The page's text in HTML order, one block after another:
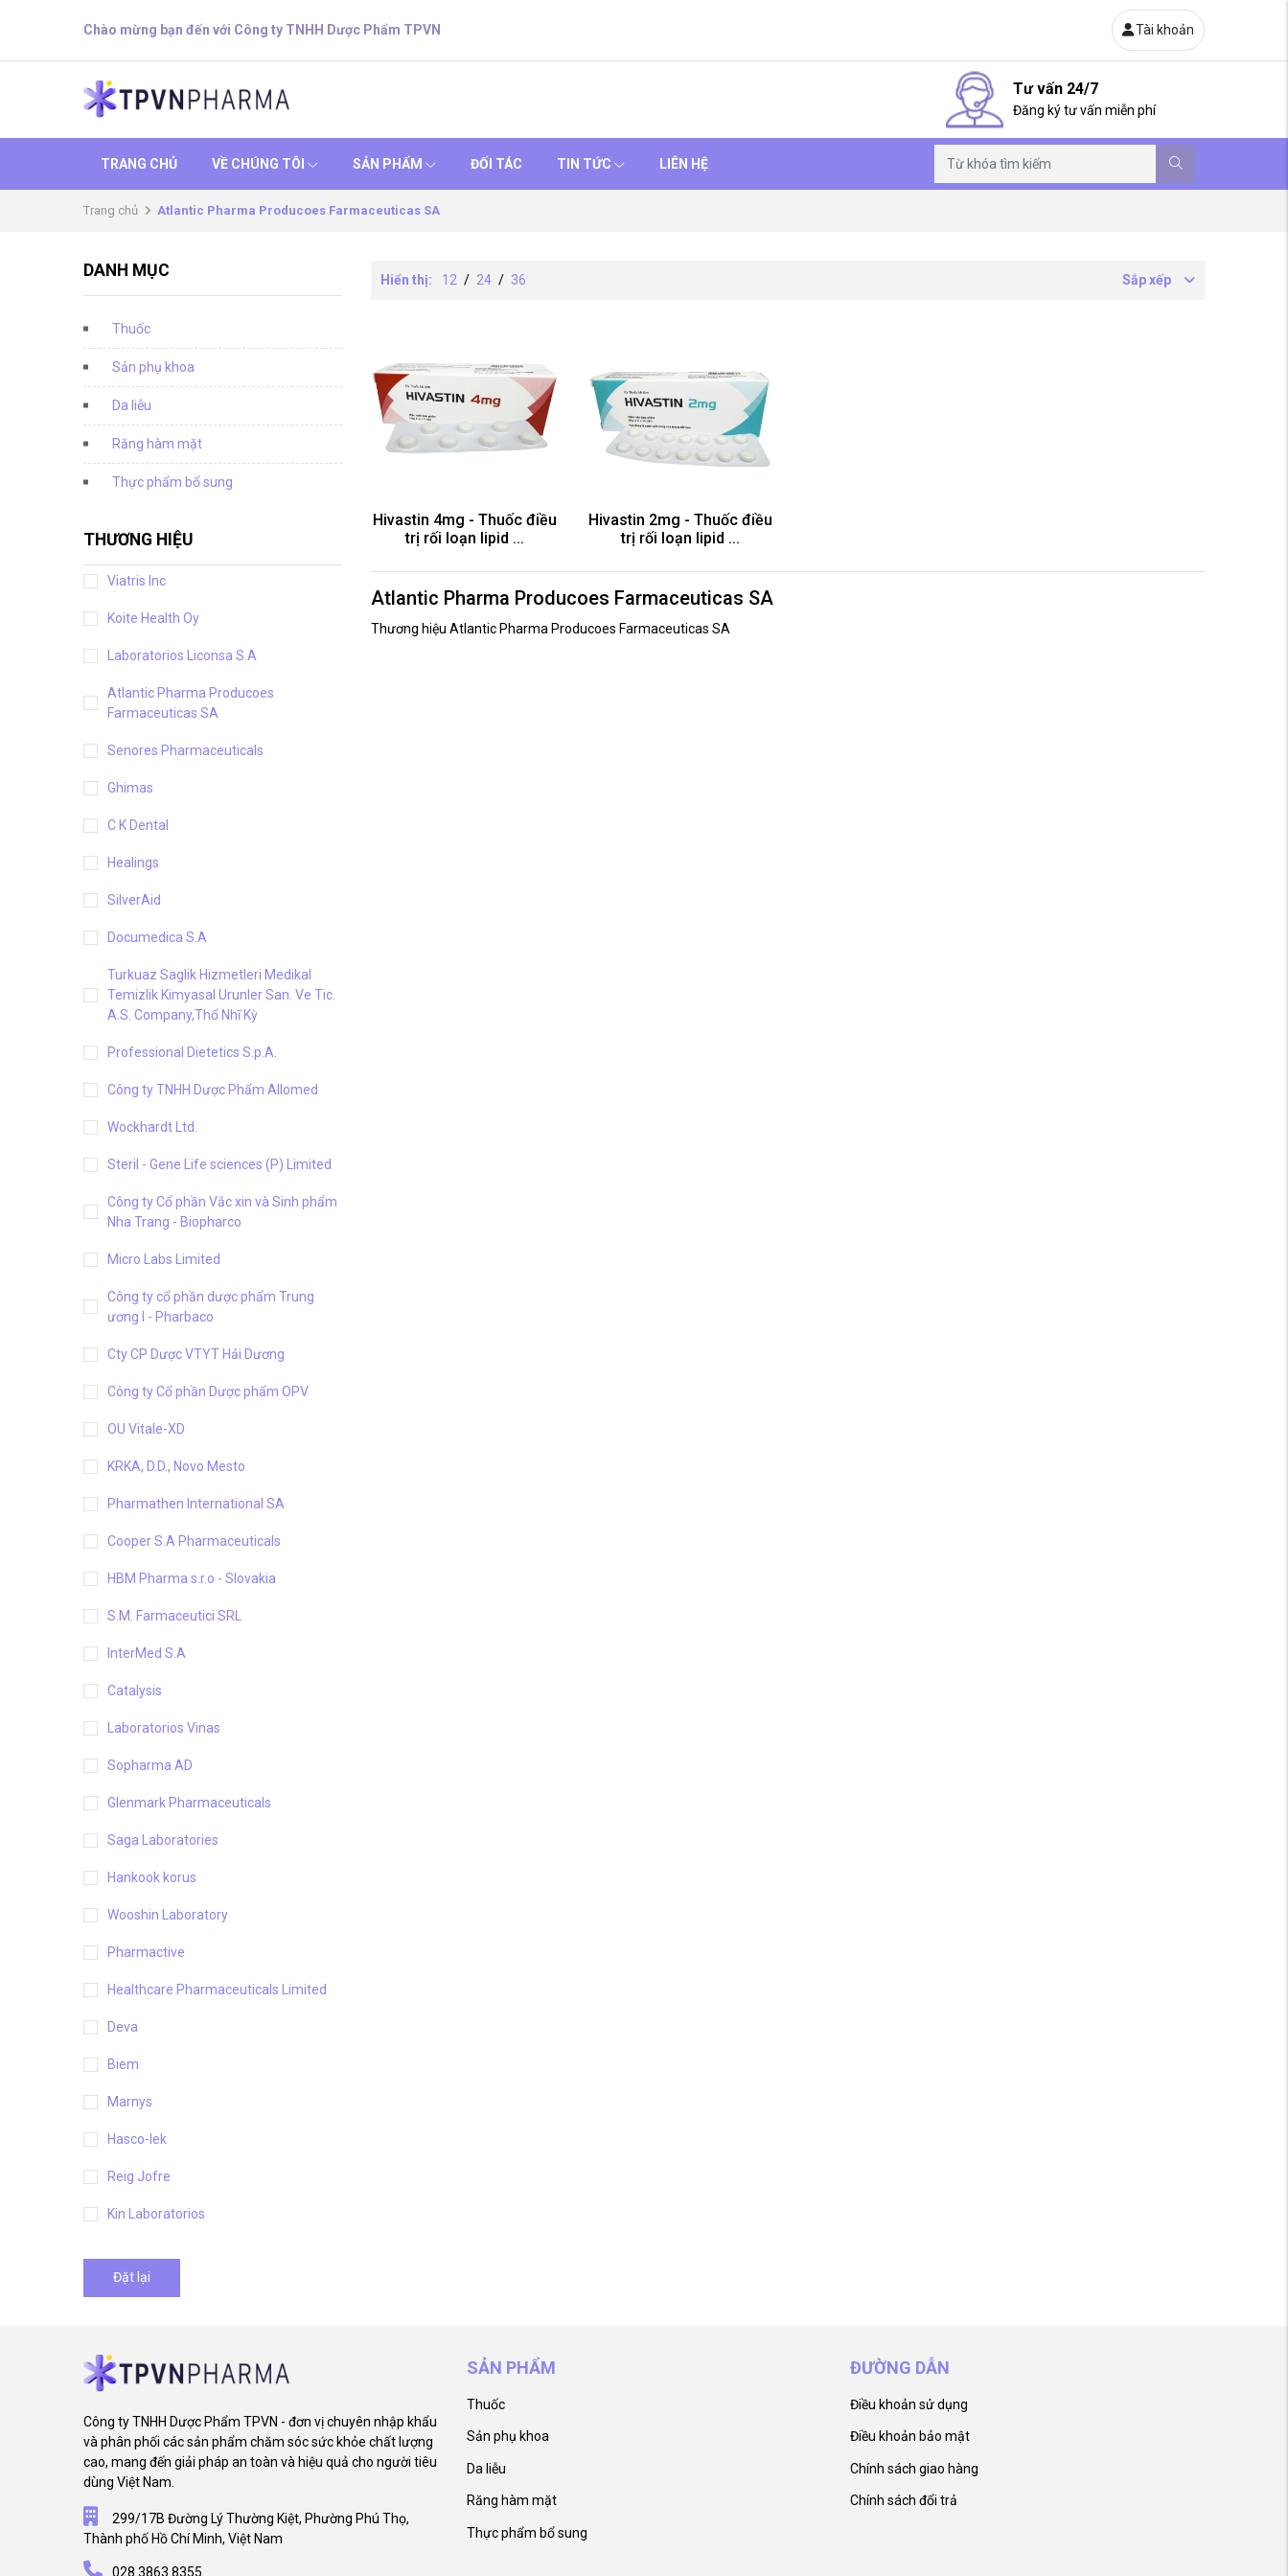
Chào mừng bạn đến với Công ty TNHH Dược Phẩm TPVN Tài khoản
Tư vấn 24/7
Đăng ký tư vấn miễn phí
TRANG CHỦ VỀ CHÚNG TÔI SẢN PHẨM ĐỐI TÁC TIN TỨC LIÊN HỆ
Trang chủ Atlantic Pharma Producoes Farmaceuticas SA
DANH MỤC
Thuốc
Sản phụ khoa
Da liễu
Răng hàm mặt
Thực phẩm bổ sung
THƯƠNG HIỆU
Viatris Inc
Koite Health Oy
Laboratorios Liconsa S.A
Atlantic Pharma Producoes
Farmaceuticas SA
Senores Pharmaceuticals
Ghimas
C K Dental
Healings
SilverAid
Documedica S.A
Turkuaz Saglik Hizmetleri Medikal
Temizlik Kimyasal Urunler San. Ve Tic.
A.S. Company,Thổ Nhĩ Kỳ
Professional Dietetics S.p.A.
Công ty TNHH Dược Phẩm Allomed
Wockhardt Ltd.
Steril - Gene Life sciences (P) Limited
Công ty Cổ phần Vắc xin và Sinh phẩm
Nha Trang - Biopharco
Micro Labs Limited
Công ty cổ phần dược phẩm Trung
ương I - Pharbaco
Cty CP Dược VTYT Hải Dương
Công ty Cổ phần Dược phẩm OPV
OU Vitale-XD
KRKA, D.D., Novo Mesto
Pharmathen International SA
Cooper S.A Pharmaceuticals
HBM Pharma s.r.o - Slovakia
S.M. Farmaceutici SRL
InterMed S.A
Catalysis
Laboratorios Vinas
Sopharma AD
Glenmark Pharmaceuticals
Saga Laboratories
Hankook korus
Wooshin Laboratory
Pharmactive
Healthcare Pharmaceuticals Limited
Deva
Biem
Marnys
Hasco-lek
Reig Jofre
Kin Laboratorios
Đặt lại
Hiển thị: 12 / 24 / 36 Sắp xếp
Hivastin 4mg - Thuốc điều
trị rối loạn lipid ...
Hivastin 2mg - Thuốc điều
trị rối loạn lipid ...
Atlantic Pharma Producoes Farmaceuticas SA
Thương hiệu Atlantic Pharma Producoes Farmaceuticas SA
Công ty TNHH Dược Phẩm TPVN - đơn vị chuyên nhập khẩu
và phân phối các sản phẩm chăm sóc sức khỏe chất lượng
cao, mang đến giải pháp an toàn và hiệu quả cho người tiêu
dùng Việt Nam.
299/17B Đường Lý Thường Kiệt, Phường Phú Thọ,
Thành phố Hồ Chí Minh, Việt Nam
028.3863.8355
SẢN PHẨM
Thuốc
Sản phụ khoa
Da liễu
Răng hàm mặt
Thực phẩm bổ sung
ĐƯỜNG DẪN
Điều khoản sử dụng
Điều khoản bảo mật
Chính sách giao hàng
Chính sách đổi trả